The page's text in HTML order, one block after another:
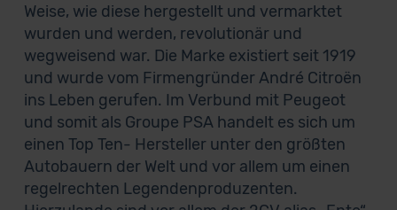
Weise, wie diese hergestellt und vermarktet
wurden und werden, revolutionär und
wegweisend war. Die Marke existiert seit 1919
und wurde vom Firmengründer André Citroën
ins Leben gerufen. Im Verbund mit Peugeot
und somit als Groupe PSA handelt es sich um
einen Top Ten- Hersteller unter den größten
Autobauern der Welt und vor allem um einen
regelrechten Legendenproduzenten.